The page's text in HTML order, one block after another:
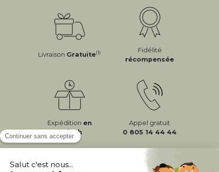
Livraison Gratuite(1)
Fidélité
récompensée
Expédition en
24/72h
Appel gratuit
0 805 14 44 44